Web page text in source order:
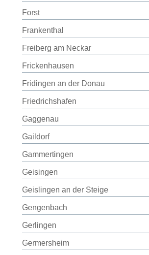
Forst
Frankenthal
Freiberg am Neckar
Frickenhausen
Fridingen an der Donau
Friedrichshafen
Gaggenau
Gaildorf
Gammertingen
Geisingen
Geislingen an der Steige
Gengenbach
Gerlingen
Germersheim